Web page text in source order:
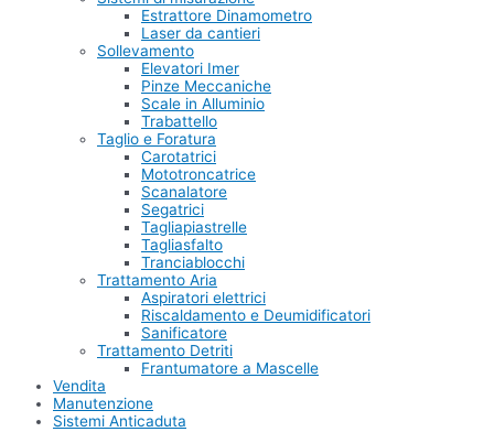
Estrattore Dinamometro
Laser da cantieri
Sollevamento
Elevatori Imer
Pinze Meccaniche
Scale in Alluminio
Trabattello
Taglio e Foratura
Carotatrici
Mototroncatrice
Scanalatore
Segatrici
Tagliapiastrelle
Tagliasfalto
Tranciablocchi
Trattamento Aria
Aspiratori elettrici
Riscaldamento e Deumidificatori
Sanificatore
Trattamento Detriti
Frantumatore a Mascelle
Vendita
Manutenzione
Sistemi Anticaduta